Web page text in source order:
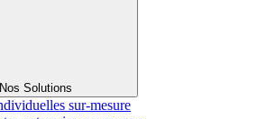
Solutions
sur-mesure